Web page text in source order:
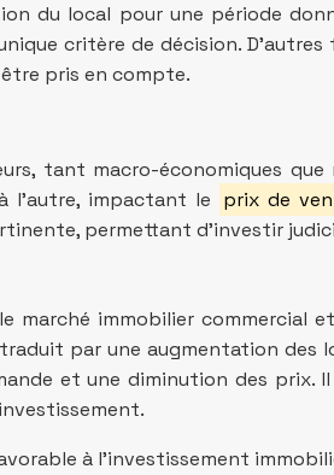
du local pour une période
critère de décision.
pris en compte.
tant macro-économiques que
l’autre, impactant le prix de
permettant d’investir
marché immobilier commercial
par une augmentation des
et une diminution des
à l’investissement